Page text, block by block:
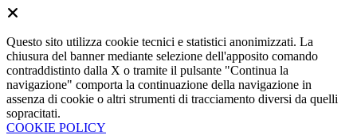
Questo sito utilizza cookie tecnici e statistici anonimizzati. La
chiusura del banner mediante selezione dell'apposito comando
contraddistinto dalla X o tramite il pulsante "Continua la
navigazione" comporta la continuazione della navigazione in
assenza di cookie o altri strumenti di tracciamento diversi da quelli
sopracitati.
COOKIE POLICY